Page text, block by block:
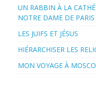
UN RABBIN À LA
NOTRE DAME DE PARIS
LES JUIFS ET JÉSUS
HIÉRARCHISER LES
MON VOYAGE À